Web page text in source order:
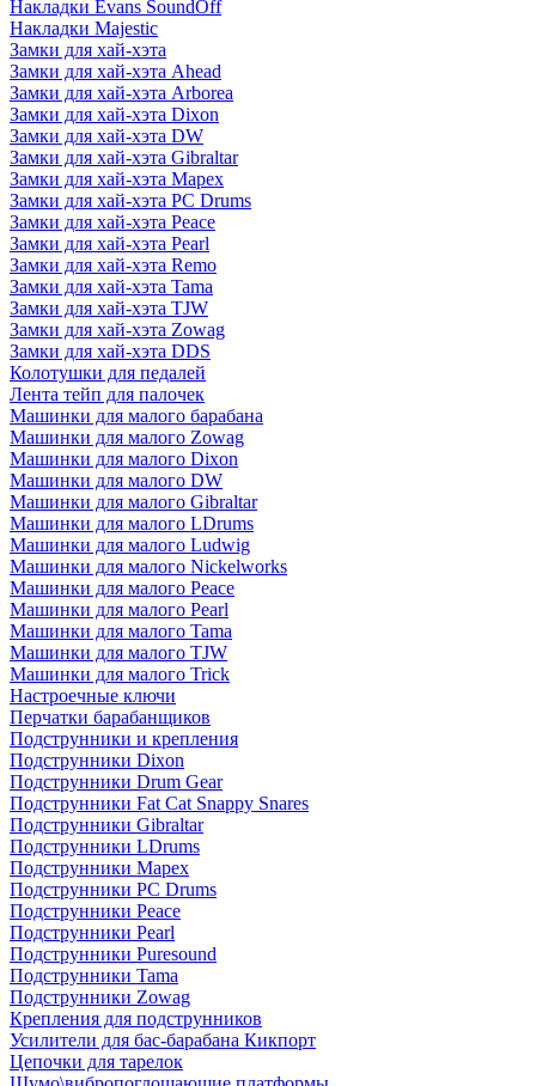
Накладки Evans SoundOff
Накладки Majestic
Замки для хай-хэта
Замки для хай-хэта Ahead
Замки для хай-хэта Arborea
Замки для хай-хэта Dixon
Замки для хай-хэта DW
Замки для хай-хэта Gibraltar
Замки для хай-хэта Mapex
Замки для хай-хэта PC Drums
Замки для хай-хэта Peace
Замки для хай-хэта Pearl
Замки для хай-хэта Remo
Замки для хай-хэта Tama
Замки для хай-хэта TJW
Замки для хай-хэта Zowag
Замки для хай-хэта DDS
Колотушки для педалей
Лента тейп для палочек
Машинки для малого барабана
Машинки для малого Zowag
Машинки для малого Dixon
Машинки для малого DW
Машинки для малого Gibraltar
Машинки для малого LDrums
Машинки для малого Ludwig
Машинки для малого Nickelworks
Машинки для малого Peace
Машинки для малого Pearl
Машинки для малого Tama
Машинки для малого TJW
Машинки для малого Trick
Настроечные ключи
Перчатки барабанщиков
Подструнники и крепления
Подструнники Dixon
Подструнники Drum Gear
Подструнники Fat Cat Snappy Snares
Подструнники Gibraltar
Подструнники LDrums
Подструнники Mapex
Подструнники PC Drums
Подструнники Peace
Подструнники Pearl
Подструнники Puresound
Подструнники Tama
Подструнники Zowag
Крепления для подструнников
Усилители для бас-барабана Кикпорт
Цепочки для тарелок